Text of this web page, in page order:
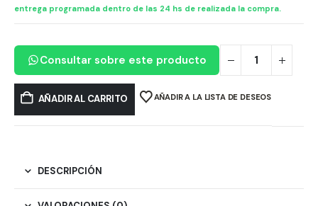
entrega programada dentro de las 24 hs de realizada la compra.
Consultar sobre este producto
AÑADIR AL CARRITO AÑADIR A LA LISTA DE DESEOS
DESCRIPCIÓN